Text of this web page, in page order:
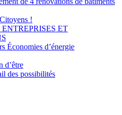
!
ET
Économies d’énergie
d’être
des possibilités